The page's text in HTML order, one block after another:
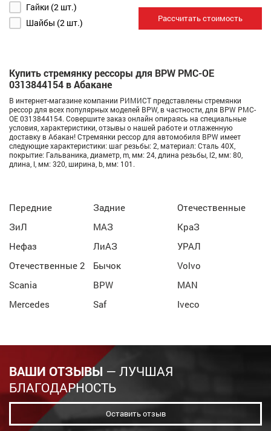
Гайки (2 шт.)
Шайбы (2 шт.)
Рассчитать стоимость
Купить стремянку рессоры для BPW РМС-OE
0313844154 в Абакане
В интернет-магазине компании РИМИСТ представлены стремянки
рессор для всех популярных моделей BPW, в частности, для BPW РМС-
OE 0313844154. Совершите заказ онлайн опираясь на специальные
условия, характеристики, отзывы о нашей работе и отлаженную
доставку в Абакан! Стремянки рессор для автомобиля BPW имеет
следующие характеристики: шаг резьбы: 2, материал: Сталь 40Х,
покрытие: Гальваника, диаметр, m, мм: 24, длина резьбы, l2, мм: 80,
длина, l, мм: 320, ширина, b, мм: 101.
Передние Задние
Отечественные
ЗиЛ
МАЗ
КраЗ
Нефаз
ЛиАЗ
УРАЛ
Отечественные 2
Бычок
Volvo
Scania
BPW
MAN
Mercedes
Saf Iveco
ВАШИ ОТЗЫВЫ — ЛУЧШАЯ
БЛАГОДАРНОСТЬ
Оставить отзыв